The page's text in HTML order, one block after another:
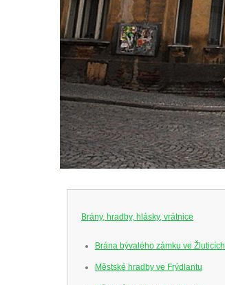
Brány, hradby, hlásky, vrátnice
Brána bývalého zámku ve Žluticích
Městské hradby ve Frýdlantu